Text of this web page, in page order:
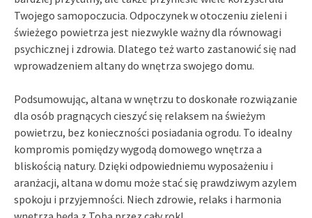
Twojego samopoczucia. Odpoczynek w otoczeniu zieleni i
świeżego powietrza jest niezwykle ważny dla równowagi
psychicznej i zdrowia. Dlatego też warto zastanowić się nad
wprowadzeniem altany do wnętrza swojego domu.
Podsumowując, altana w wnętrzu to doskonałe rozwiązanie
dla osób pragnących cieszyć się relaksem na świeżym
powietrzu, bez konieczności posiadania ogrodu. To idealny
kompromis pomiędzy wygodą domowego wnętrza a
bliskością natury. Dzięki odpowiedniemu wyposażeniu i
aranżacji, altana w domu może stać się prawdziwym azylem
spokoju i przyjemności. Niech zdrowie, relaks i harmonia